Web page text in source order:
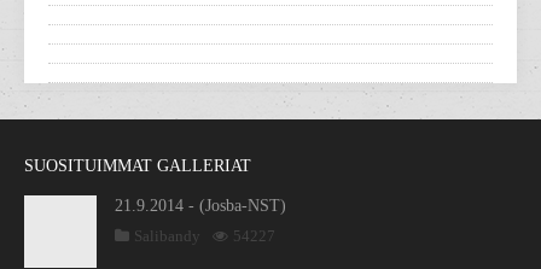
SUOSITUIMMAT GALLERIAT
21.9.2014 - (Josba-NST)
Salibandy
54227